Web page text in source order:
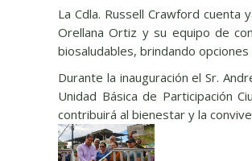
La Cdla. Russell Crawford
Orellana Ortiz y su equipo de
biosaludables, brindando
Durante la inauguración el Sr.
Unidad Básica de Participación
contribuirá al bienestar y la